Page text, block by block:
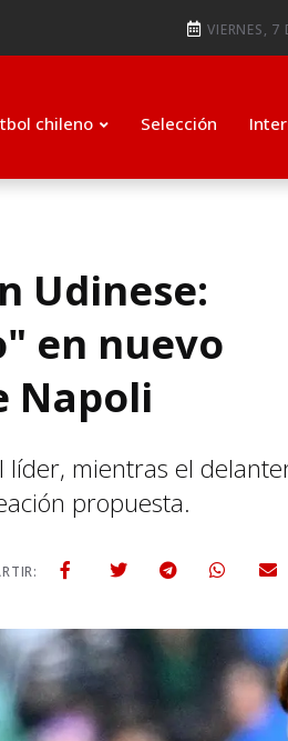
VIERNES,
chileno Selección
Udinese:
en nuevo
Napoli
mientras el
propuesta.